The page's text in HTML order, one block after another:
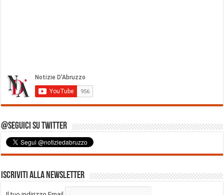
@Seguici su Twitter
Iscriviti alla Newsletter